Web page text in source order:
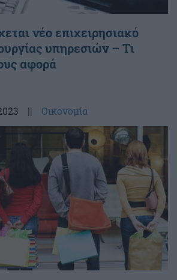
νέο επιχειρησιακό
υπηρεσιών – Τι
αφορά
|| Οικονομία